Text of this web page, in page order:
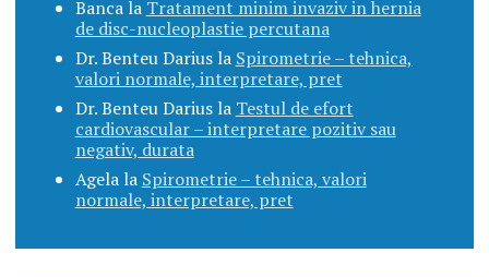
Bancala Tratament minim invaziv in hernia
de disc-nucleoplastie percutana
Dr. Benteu Dariusla Spirometrie – tehnica,
valori normale, interpretare, pret
Dr. Benteu Dariusla Testul de efort
cardiovascular – interpretare pozitiv sau
negativ, durata
Agelala Spirometrie – tehnica, valori
normale, interpretare, pret